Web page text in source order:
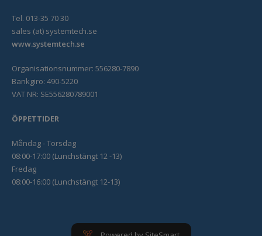
Tel. 013-35 70 30
sales (at) systemtech.se
www.systemtech.se
Organisationsnummer: 556280-7890
Bankgiro: 490-5220
VAT NR: SE556280789001
ÖPPETTIDER
Måndag - Torsdag
08:00-17:00 (Lunchstängt 12 -13)
Fredag
08:00-16:00 (Lunchstängt 12-13)